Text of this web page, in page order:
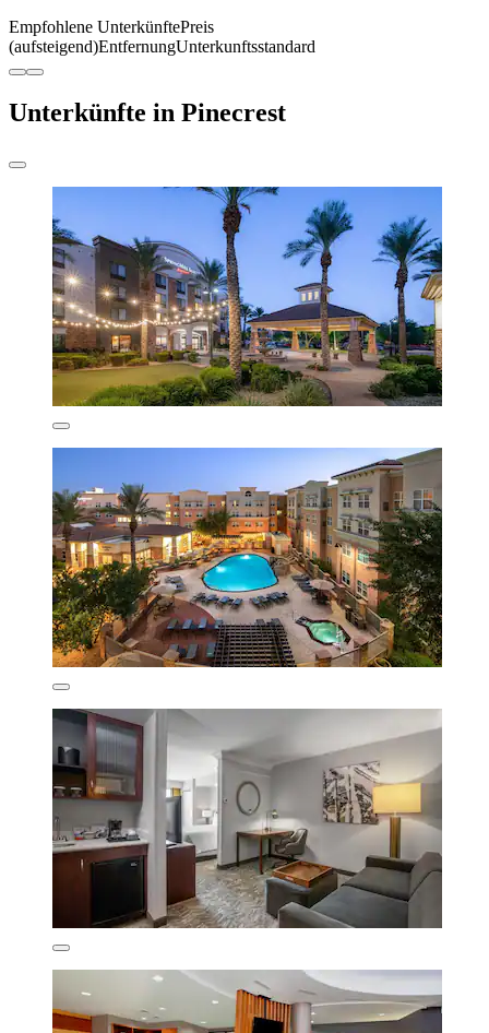
Empfohlene UnterkünftePreis
(aufsteigend)EntfernungUnterkunftsstandard
Unterkünfte in Pinecrest